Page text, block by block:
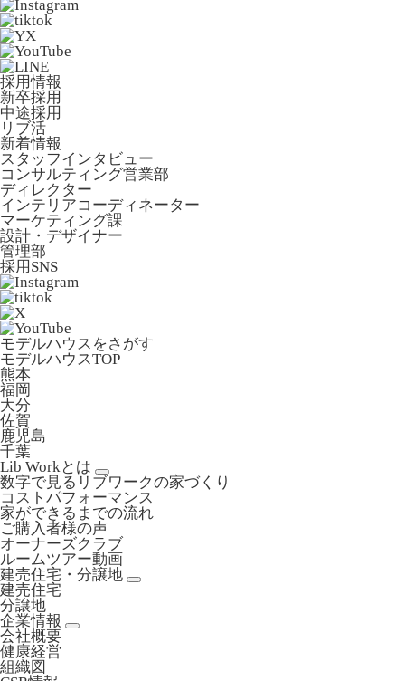
採用情報
新卒採用
中途採用
リブ活
新着情報
スタッフインタビュー
コンサルティング営業部
ディレクター
インテリアコーディネーター
マーケティング課
設計・デザイナー
管理部
採用SNS
モデルハウスをさがす
モデルハウスTOP
熊本
福岡
大分
佐賀
鹿児島
千葉
Lib Workとは
数字で見るリブワークの家づくり
コストパフォーマンス
家ができるまでの流れ
ご購入者様の声
オーナーズクラブ
ルームツアー動画
建売住宅・分譲地
建売住宅
分譲地
企業情報
会社概要
健康経営
組織図